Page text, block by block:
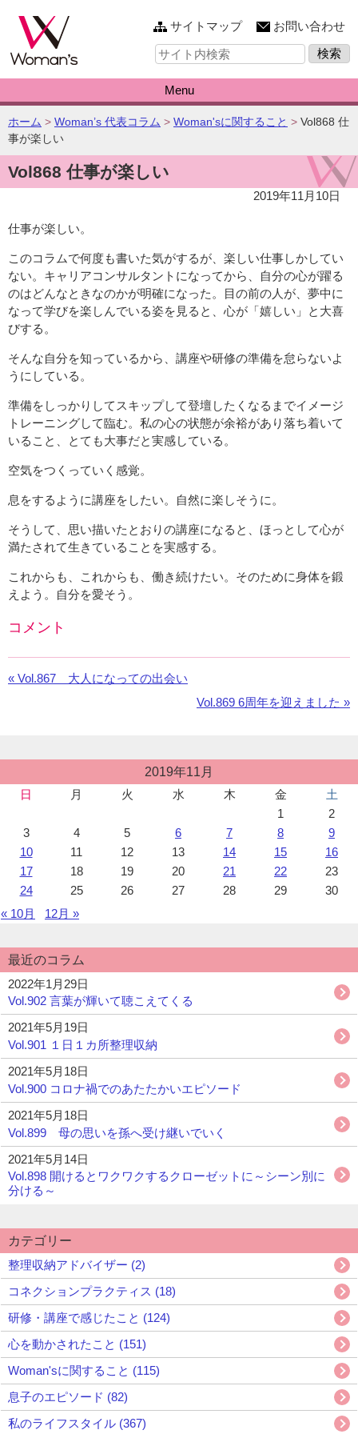
このページの本文へ
サイトマップ
お問い合わせ
サ
イ
内
検
索:
Menu
こ
の
ペ
ー
ジ
位
ホーム > Woman’s 代表コラム > Woman'sに関すること > Vol868 仕
事が楽しい
Vol868 仕事が楽しい
2019年11月10日
仕事が楽しい。
このコラムで何度も書いた気がするが、楽しい仕事しかしてい
ない。キャリアコンサルタントになってから、自分の心が躍る
のはどんなときなのかが明確になった。目の前の人が、夢中に
なって学びを楽しんでいる姿を見ると、心が「嬉しい」と大喜
びする。
そんな自分を知っているから、講座や研修の準備を怠らないよ
うにしている。
準備をしっかりしてスキップして登壇したくなるまでイメージ
トレーニングして臨む。私の心の状態が余裕があり落ち着いて
いること、とても大事だと実感している。
空気をつくっていく感覚。
息をするように講座をしたい。自然に楽しそうに。
そうして、思い描いたとおりの講座になると、ほっとして心が
満たされて生きていることを実感する。
これからも、これからも、働き続けたい。そのために身体を鍛
えよう。自分を愛そう。
コメント
コ
用
ま
す。
« 前
Vol.867 大人になっての出会い
次
ら
Vol.869 6周年を迎えました »
稿
2019年11月
日
月 火 水 木 金
土
1
2
3
4 5 6 7 8
9
10
11 12 13 14 15
16
17
18 19 20 21 22
23
24
25 26 27 28 29
30
« 10月
12月 »
最近のコラム
2022年1月29日
Vol.902 言葉が輝いて聴こえてくる
2021年5月19日
Vol.901 １日１カ所整理収納
2021年5月18日
Vol.900 コロナ禍でのあたたかいエピソード
2021年5月18日
Vol.899 母の思いを孫へ受け継いでいく
2021年5月14日
Vol.898 開けるとワクワクするクローゼットに～シーン別に
分ける～
カテゴリー
整理収納アドバイザー (2)
コネクションプラクティス (18)
研修・講座で感じたこと (124)
心を動かされたこと (151)
Woman'sに関すること (115)
息子のエピソード (82)
私のライフスタイル (367)